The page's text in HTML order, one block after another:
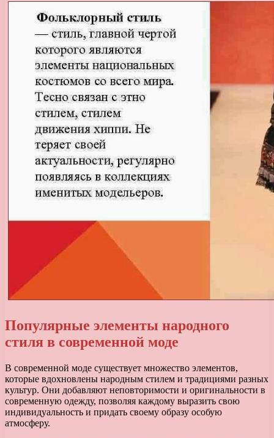
Популярные элементы народного
стиля в современной моде
В современной моде существует множество элементов,
которые вдохновлены народным стилем и традициями разных
культур. Они добавляют неповторимости и оригинальности в
современную одежду, позволяя каждому выразить свою
индивидуальность и придать своему образу особую
атмосферу.